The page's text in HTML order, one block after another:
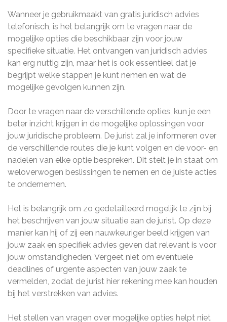
Wanneer je gebruikmaakt van gratis juridisch advies
telefonisch, is het belangrijk om te vragen naar de
mogelijke opties die beschikbaar zijn voor jouw
specifieke situatie. Het ontvangen van juridisch advies
kan erg nuttig zijn, maar het is ook essentieel dat je
begrijpt welke stappen je kunt nemen en wat de
mogelijke gevolgen kunnen zijn.
Door te vragen naar de verschillende opties, kun je een
beter inzicht krijgen in de mogelijke oplossingen voor
jouw juridische probleem. De jurist zal je informeren over
de verschillende routes die je kunt volgen en de voor- en
nadelen van elke optie bespreken. Dit stelt je in staat om
weloverwogen beslissingen te nemen en de juiste acties
te ondernemen.
Het is belangrijk om zo gedetailleerd mogelijk te zijn bij
het beschrijven van jouw situatie aan de jurist. Op deze
manier kan hij of zij een nauwkeuriger beeld krijgen van
jouw zaak en specifiek advies geven dat relevant is voor
jouw omstandigheden. Vergeet niet om eventuele
deadlines of urgente aspecten van jouw zaak te
vermelden, zodat de jurist hier rekening mee kan houden
bij het verstrekken van advies.
Het stellen van vragen over mogelijke opties helpt niet